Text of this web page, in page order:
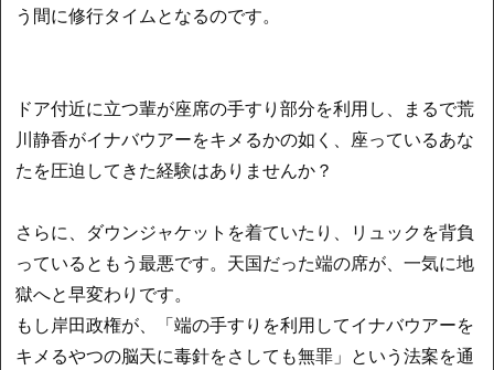
う間に修行タイムとなるのです。
ドア付近に立つ輩が座席の手すり部分を利用し、まるで荒
川静香がイナバウアーをキメるかの如く、座っているあな
たを圧迫してきた経験はありませんか？
さらに、ダウンジャケットを着ていたり、リュックを背負
っているともう最悪です。天国だった端の席が、一気に地
獄へと早変わりです。
もし岸田政権が、「端の手すりを利用してイナバウアーを
キメるやつの脳天に毒針をさしても無罪」という法案を通